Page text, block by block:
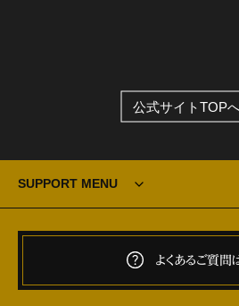
公式サイトTOP
SUPPORT MENU
よくあるご質問